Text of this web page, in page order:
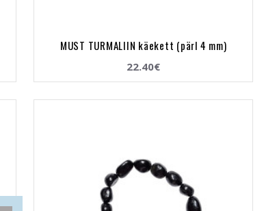
MUST TURMALIIN käekett (pärl 4 mm)
22.40€